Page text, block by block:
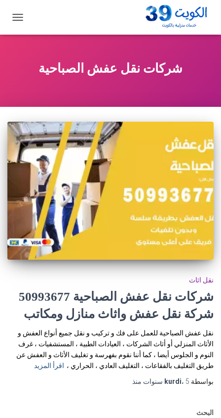
التنقل
شركات نقل عفش الصباحية
نقل اثاث
شركات نقل عفش الصباحية 50993677
شركة نقل عفش واثاث منازل ومكاتب
نقل عفش الصباحية للعمل على فك و تركيب و نقل جميع أنواع العفش و
الأثاث المنزلي أو أثاث الشركات ، العيادات الطبية ، المستشفيات ، غرف
النوم و الجلوس أيضا ، كما أننا نقوم بفهرسة و تغليف الأثاث و العفش عن
طريق التغليف بالفقاعات ، التغليف العادي ، الحراري ، اقرأ المزيد
بواسطة
kurdi، 5 سنوات منذ
البحث